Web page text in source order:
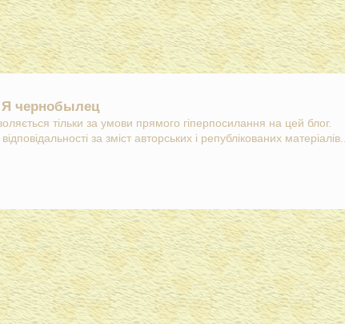
Я чернобылец
тільки за умови прямого гіперпосилання на цей блог.
за зміст авторських і републікованих матеріалів..